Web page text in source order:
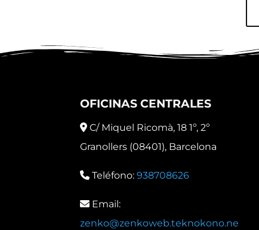
OFICINAS CENTRALES
C/ Miquel Ricomà, 18 1º, 2º
Granollers (08401), Barcelona
Teléfono: 938708626
Email:
zenko@zenkoweb.teknokono.ne